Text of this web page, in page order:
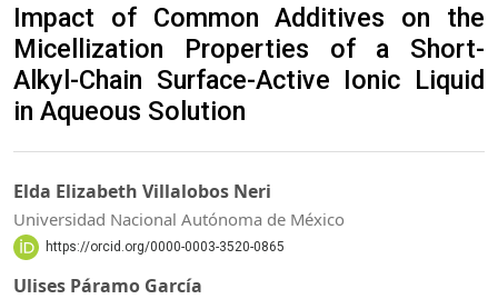
Impact of Common Additives on the
Micellization Properties of a Short-
Alkyl-Chain Surface-Active Ionic Liquid
in Aqueous Solution
Elda Elizabeth Villalobos Neri
Universidad Nacional Autónoma de México
https://orcid.org/0000-0003-3520-0865
Ulises Páramo García